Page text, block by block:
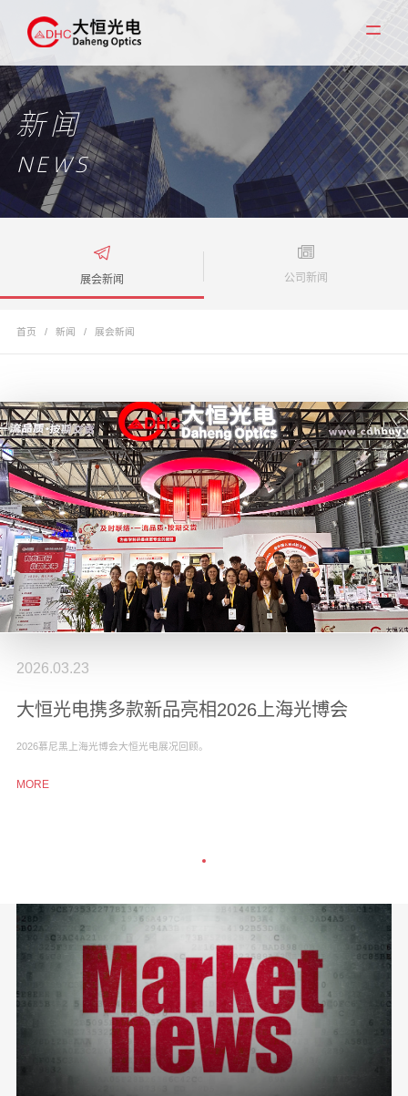
新闻
NEWS
展会新闻 公司新闻
首页 / 新闻 / 展会新闻
2026.03.23
大恒光电携多款新品亮相2026上海光博会
2026慕尼黑上海光博会大恒光电展况回顾。
MORE